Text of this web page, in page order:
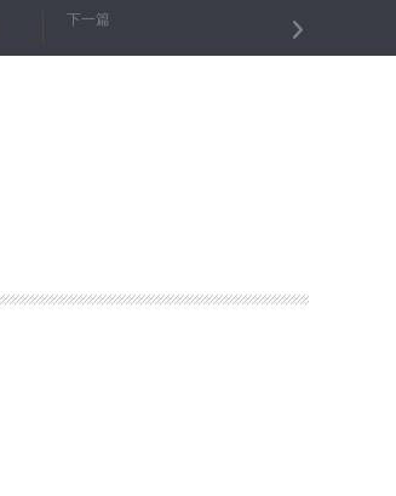
湖南22个县市达中旱或重旱 农业生产受影响
下一篇